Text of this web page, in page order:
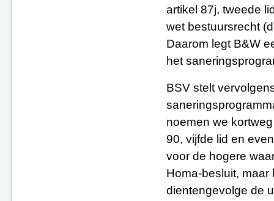
artikel 87j, tweede
wet bestuursrecht
Daarom legt B&W
het
BSV stelt
noemen we
90, vijfde lid en
voor de hogere
Homa-besluit, maar
dientengevolge de